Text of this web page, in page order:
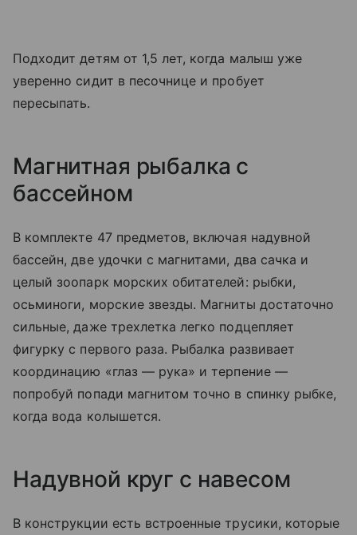
Подходит детям от 1,5 лет, когда малыш уже
уверенно сидит в песочнице и пробует
пересыпать.
Магнитная рыбалка с
бассейном
В комплекте 47 предметов, включая надувной
бассейн, две удочки с магнитами, два сачка и
целый зоопарк морских обитателей: рыбки,
осьминоги, морские звезды. Магниты достаточно
сильные, даже трехлетка легко подцепляет
фигурку с первого раза. Рыбалка развивает
координацию «глаз — рука» и терпение —
попробуй попади магнитом точно в спинку рыбке,
когда вода колышется.
Надувной круг с навесом
В конструкции есть встроенные трусики, которые